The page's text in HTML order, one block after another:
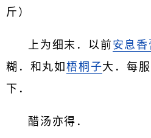
斤）
上为细末．以前 安息香
糊．和丸如 梧桐子大．每
下．
醋汤亦得．